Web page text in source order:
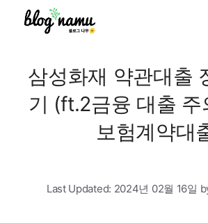
삼성화재 약관대출
기 (ft.2금융 대출 주
보험계약대
Last Updated: 2024년 02월 16일